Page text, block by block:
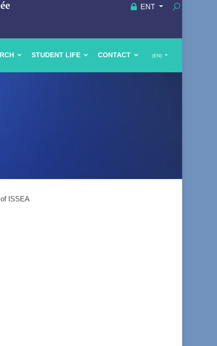
ENT
(EN)
STUDENT LIFE CONTACT
ISSEA